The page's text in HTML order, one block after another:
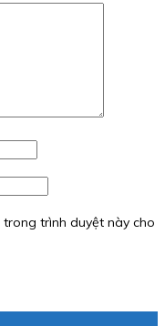
trình duyệt này cho